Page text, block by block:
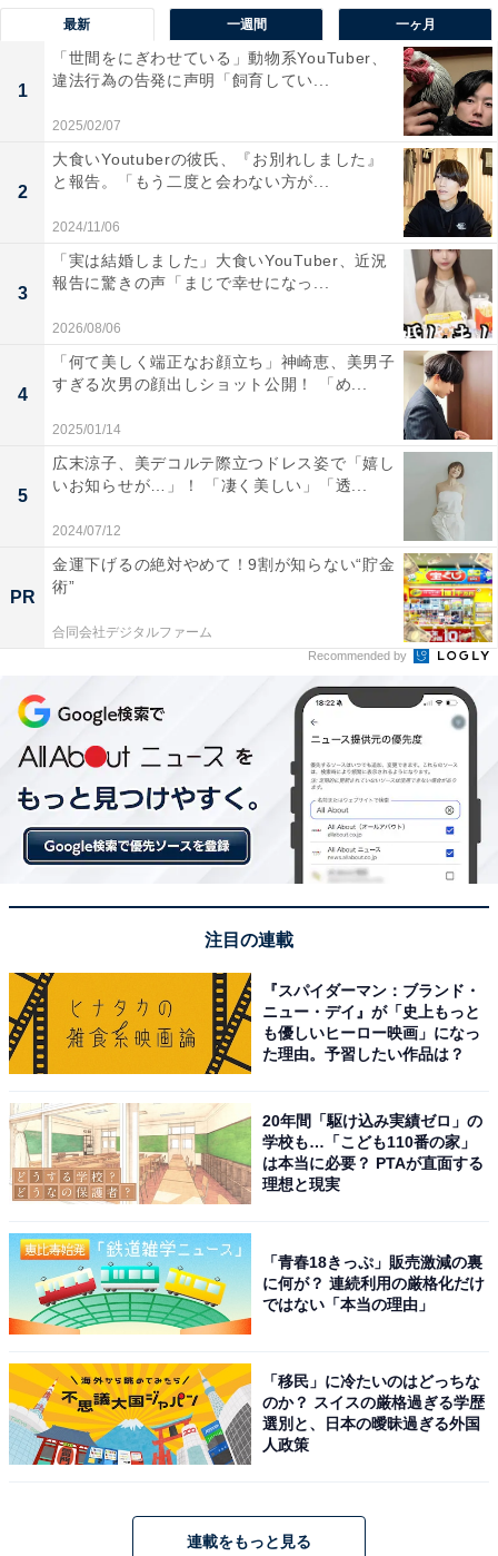
最新 一週間 一ヶ月
1
「世間をにぎわせている」動物系YouTuber、
違法行為の告発に声明「飼育してい...
2025/02/07
2
大食いYoutuberの彼氏、『お別れしました』
と報告。「もう二度と会わない方が...
2024/11/06
3
「実は結婚しました」大食いYouTuber、近況
報告に驚きの声「まじで幸せになっ...
2026/08/06
4
「何て美しく端正なお顔立ち」神崎恵、美男子
すぎる次男の顔出しショット公開！ 「め...
2025/01/14
5
広末涼子、美デコルテ際立つドレス姿で「嬉し
いお知らせが…」！ 「凄く美しい」「透...
2024/07/12
PR
金運下げるの絶対やめて！9割が知らない“貯金
術”
合同会社デジタルファーム
Recommended by
注目の連載
『スパイダーマン：ブランド・
ニュー・デイ』が「史上もっと
も優しいヒーロー映画」になっ
た理由。予習したい作品は？
20年間「駆け込み実績ゼロ」の
学校も…「こども110番の家」
は本当に必要？ PTAが直面する
理想と現実
「青春18きっぷ」販売激減の裏
に何が？ 連続利用の厳格化だけ
ではない「本当の理由」
「移民」に冷たいのはどっちな
のか？ スイスの厳格過ぎる学歴
選別と、日本の曖昧過ぎる外国
人政策
連載をもっと見る